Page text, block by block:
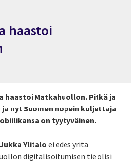
haastoi
haastoi Matkahuollon. Pitkä ja
nyt Suomen nopein kuljettaja
on tyytyväinen.
Jukka Ylitalo ei edes yritä
digitalisoitumisen tie olisi